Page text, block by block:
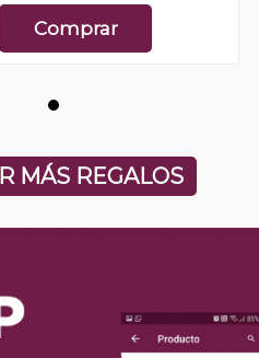
Comprar
MÁS REGALOS